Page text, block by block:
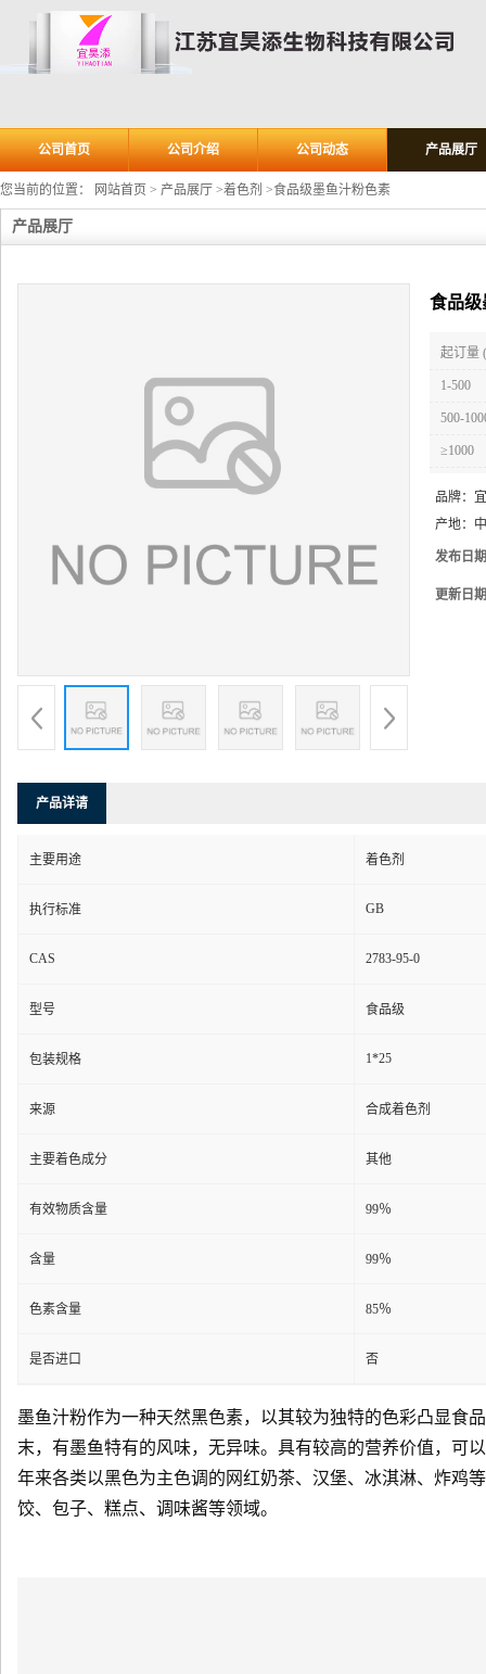
公司首页 公司介绍 公司动态 产品展厅
您当前的位置： 网站首页 > 产品展厅 >着色剂 >食品级墨鱼汁粉色素
产品展厅
食品级
起订量
1-500
500-
≥1000
品牌：
产地：
发布日
更新日
产品详请
主要用途 着色剂
执行标准 GB
CAS 2783-95-0
型号 食品级
包装规格 1*25
来源 合成着色剂
主要着色成分 其他
有效物质含量 99％
含量 99％
色素含量 85％
是否进口 否
墨鱼汁粉作为一种天然黑色素，以其较为独特的色彩凸显食
末，有墨鱼特有的风味，无异味。具有较高的营养价值，可
年来各类以黑色为主色调的网红奶茶、汉堡、冰淇淋、炸鸡
饺、包子、糕点、调味酱等领域。